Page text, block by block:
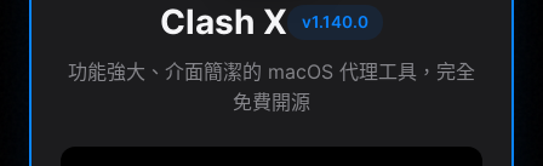
Clash X v1.140.0
功能強大、介面簡潔的 macOS 代理工具，完全
免費開源